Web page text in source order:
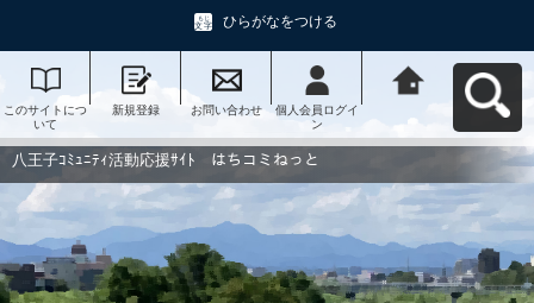
ひらがなをつける
このサイトにつ
いて
新規登録 お問い合わせ
個人会員ログイ
ン
動応援ｻｲﾄ はち
コミねっとへ戻
八王子ｺﾐｭﾆﾃｨ活動応援ｻｲﾄ はちコミねっと